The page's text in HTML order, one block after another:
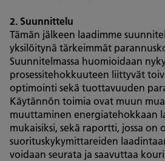
2. Suunnittelu
Tämän jälkeen laadimme
yksilöitynä tärkeimmät
Suunnitelmassa huomioidaan
prosessitehokkuuteen liittyvät
optimointi sekä tuottavuuden
Käytännön toimia ovat muun
muuttaminen energiatehokkaan
mukaisiksi, sekä raportti, jossa
suorituskykymittareiden
voidaan seurata ja saavuttaa